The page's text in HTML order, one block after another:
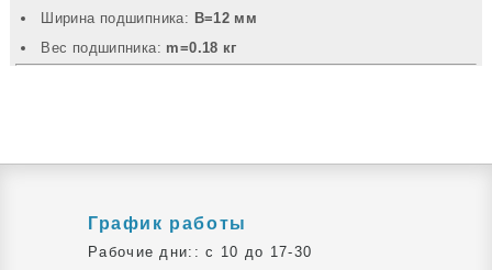
Ширина подшипника: B=12 мм
Вec подшипника: m=0.18 кг
График работы
Рабочие дни:: c 10 до 17-30